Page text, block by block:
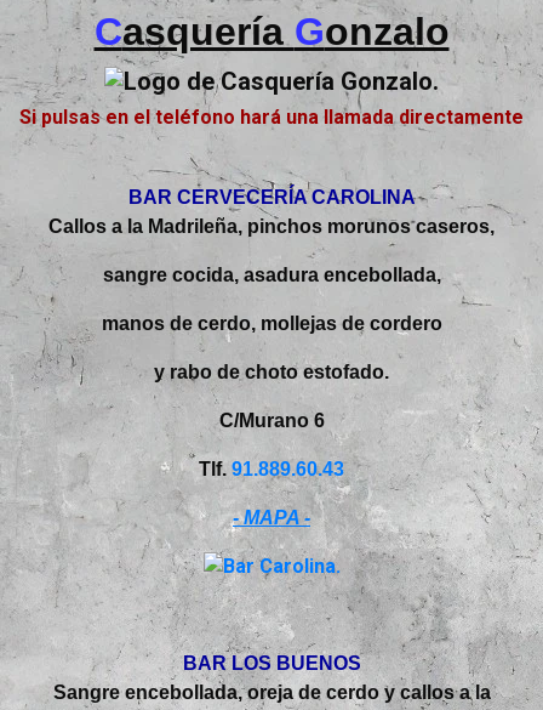
Casquería Gonzalo
Si pulsas en el teléfono hará una llamada directamente
BAR CERVECERÍA CAROLINA
Callos a la Madrileña, pinchos morunos caseros,
sangre cocida, asadura encebollada,
manos de cerdo, mollejas de cordero
y rabo de choto estofado.
C/Murano 6
Tlf. 91.889.60.43
- MAPA -
BAR LOS BUENOS
Sangre encebollada, oreja de cerdo y callos a la